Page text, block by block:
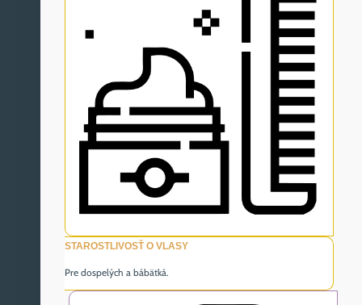
STAROSTLIVOSŤ O VLASY
Pre dospelých a bábätká.